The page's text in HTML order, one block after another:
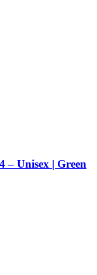
– Unisex | Green